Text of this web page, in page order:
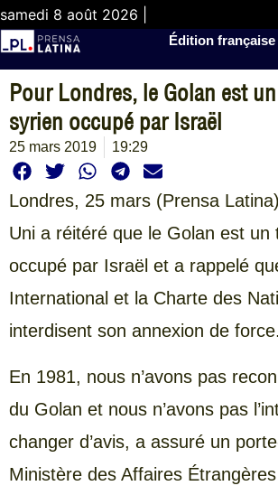
samedi 8 août 2026 |
Édition française
Pour Londres, le Golan est
syrien occupé par Israël
25 mars 2019 19:29
Londres, 25 mars (Prensa
Uni a réitéré que le Golan est un
occupé par Israël et a rappelé
International et la Charte des
interdisent son annexion de force.
En 1981, nous n’avons pas
du Golan et nous n’avons pas
changer d’avis, a assuré un
Ministère des Affaires